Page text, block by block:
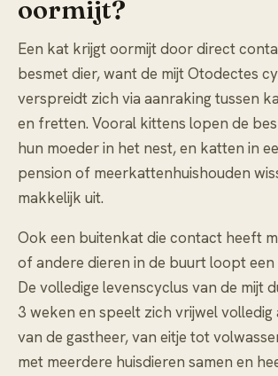
oormijt?
Een kat krijgt oormijt door direct
besmet dier, want de mijt Otodectes
verspreidt zich via aanraking tussen
en fretten. Vooral kittens lopen de
hun moeder in het nest, en katten in
pension of meerkattenhuishouden
makkelijk uit.
Ook een buitenkat die contact heeft
of andere dieren in de buurt loopt een
De volledige levenscyclus van de mijt
3 weken en speelt zich vrijwel
van de gastheer, van eitje tot
met meerdere huisdieren samen en